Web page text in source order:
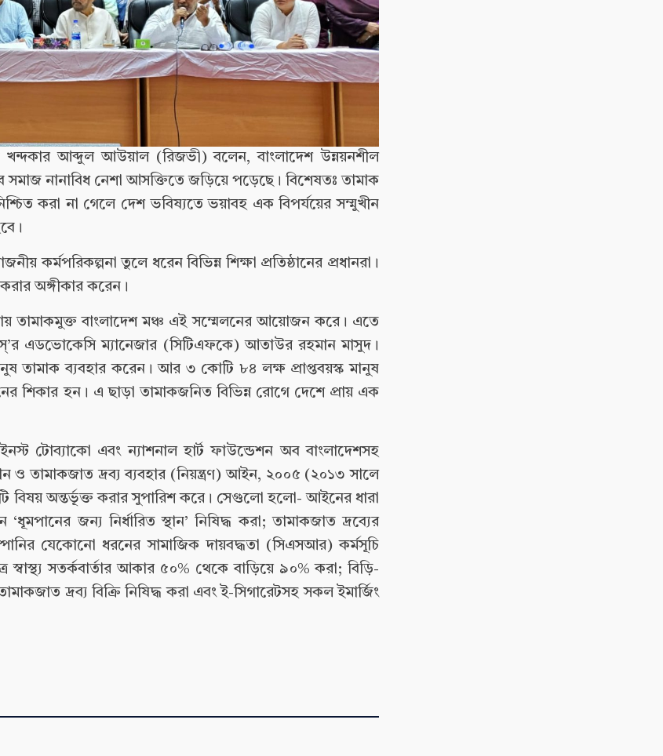
খন্দকার আব্দুল আউয়াল (রিজভী) বলেন, বাংলাদেশ উন্নয়নশীল
নানাবিধ নেশা আসক্তিতে জড়িয়ে পড়েছে। বিশেষতঃ তামাক
করা না গেলে দেশ ভবিষ্যতে ভয়াবহ এক বিপর্যয়ের সম্মুখীন
কর্মপরিকল্পনা তুলে ধরেন বিভিন্ন শিক্ষা প্রতিষ্ঠানের প্রধানরা।
অঙ্গীকার করেন।
তামাকমুক্ত বাংলাদেশ মঞ্চ এই সম্মেলনের আয়োজন করে। এতে
এডভোকেসি ম্যানেজার (সিটিএফকে) আতাউর রহমান মাসুদ।
তামাক ব্যবহার করেন। আর ৩ কোটি ৮৪ লক্ষ প্রাপ্তবয়স্ক মানুষ
শিকার হন। এ ছাড়া তামাকজনিত বিভিন্ন রোগে দেশে প্রায় এক
টোব্যাকো এবং ন্যাশনাল হার্ট ফাউন্ডেশন অব বাংলাদেশসহ
ও তামাকজাত দ্রব্য ব্যবহার (নিয়ন্ত্রণ) আইন, ২০০৫ (২০১৩ সালে
বিষয় অন্তর্ভূক্ত করার সুপারিশ করে। সেগুলো হলো- আইনের ধারা
জন্য নির্ধারিত স্থান’ নিষিদ্ধ করা; তামাকজাত দ্রব্যের
যেকোনো ধরনের সামাজিক দায়বদ্ধতা (সিএসআর) কর্মসূচি
সতর্কবার্তার আকার ৫০% থেকে বাড়িয়ে ৯০% করা; বিড়ি-
দ্রব্য বিক্রি নিষিদ্ধ করা এবং ই-সিগারেটসহ সকল ইমার্জিং